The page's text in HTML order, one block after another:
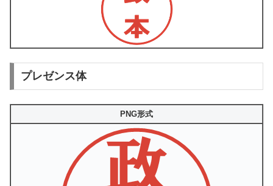
プレゼンス体
PNG形式